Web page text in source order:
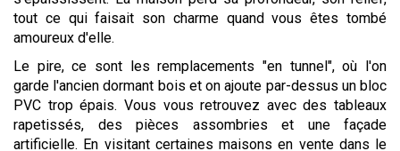
tout ce qui faisait son charme quand vous êtes tombé
amoureux d'elle.
Le pire, ce sont les remplacements "en tunnel", où l'on
garde l'ancien dormant bois et on ajoute par-dessus un bloc
PVC trop épais. Vous vous retrouvez avec des tableaux
rapetissés, des pièces assombries et une façade
artificielle. En visitant certaines maisons en vente dans le